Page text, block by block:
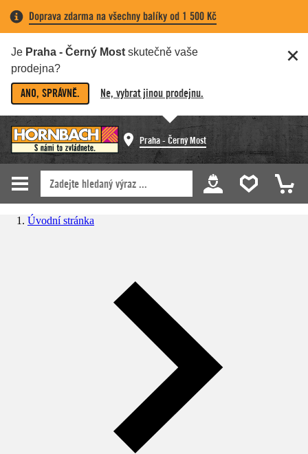
Doprava zdarma na všechny balíky od 1 500 Kč
Je Praha - Černý Most skutečně vaše
prodejna?
ANO, SPRÁVNĚ. Ne, vybrat jinou prodejnu.
Praha - Černý Most
Úvodní stránka